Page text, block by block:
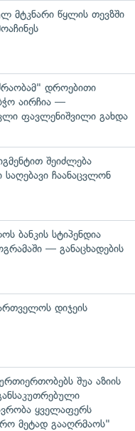
მტკნარი წყლის თევზში
დროებითი
აირჩია —
ფავლენიშვილი გახდა
შეიძლება
საღებავი ჩაანაცვლონ
ბანკის სტიპენდია
— განაცხადების
დიჯეის
შუა აზიის
ყველაფერს
მეტად გააღრმაოს"